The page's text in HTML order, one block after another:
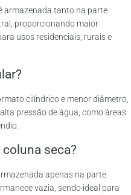
armazenada tanto na parte
proporcionando maior
usos residenciais, rurais e
cilíndrico e menor diâmetro,
pressão de água, como áreas
seca?
apenas na parte
vazia, sendo ideal para